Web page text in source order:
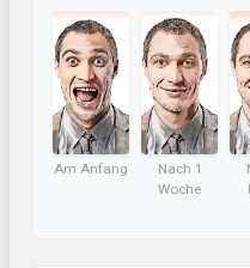
Am Anfang
Nach 1
Woche